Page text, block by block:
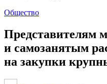
Общество
Представителям
и самозанятым
на закупки